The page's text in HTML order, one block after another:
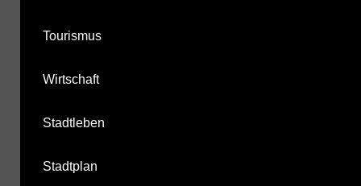
Tourismus
Wirtschaft
Stadtleben
Stadtplan